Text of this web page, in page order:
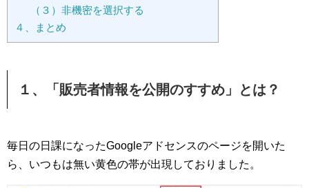
（３）非機密を選択する
４、まとめ
１、「販売者情報を公開のすすめ」とは？
毎日の日課になったGoogleアドセンスのページを開いた
ら、いつもは無い黄色の帯が出現しておりました。